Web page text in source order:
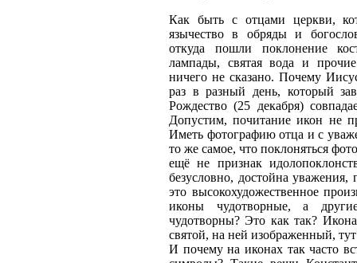
Как быть с отцами церкви,
язычество в обряды и
откуда пошли поклонение
лампады, святая вода и
ничего не сказано. Почему
раз в разный день, который
Рождество (25 декабря)
Допустим, почитание икон не
Иметь фотографию отца и с
то же самое, что поклоняться
ещё не признак
безусловно, достойна
это высокохудожественное
иконы чудотворные, а
чудотворны? Это как так?
святой, на ней изображенный,
И почему на иконах так часто